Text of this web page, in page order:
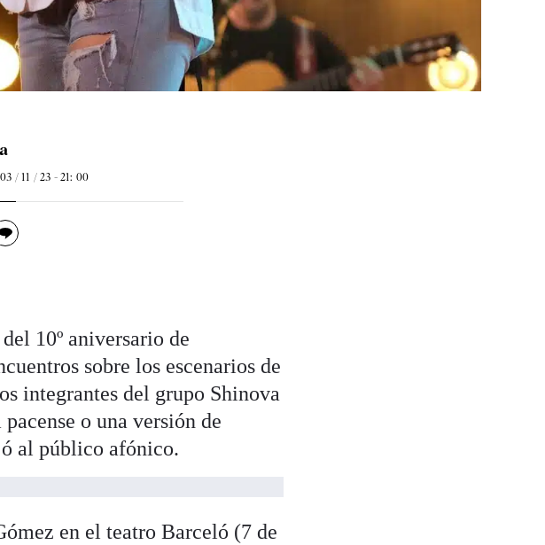
03 / 11 / 23 - 21: 00
10º aniversario de
sobre los escenarios de
integrantes del grupo Shinova
pacense o una versión de
al público afónico.
en el teatro Barceló (7 de